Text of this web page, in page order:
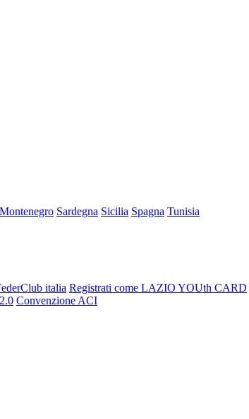
Montenegro Sardegna Sicilia Spagna Tunisia
italia Registrati come LAZIO YOUth CARD
Convenzione ACI